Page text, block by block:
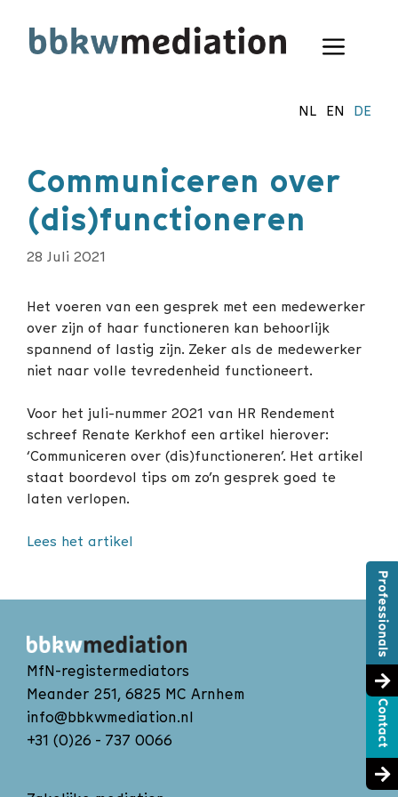
Inhalt
springen
NL EN DE
Menü
Communiceren over
(dis)functioneren
28 Juli 2021
Het voeren van een gesprek met een medewerker
over zijn of haar functioneren kan behoorlijk
spannend of lastig zijn. Zeker als de medewerker
niet naar volle tevredenheid functioneert.
Voor het juli-nummer 2021 van HR Rendement
schreef Renate Kerkhof een artikel hierover:
‘Communiceren over (dis)functioneren’. Het artikel
staat boordevol tips om zo’n gesprek goed te
laten verlopen.
Lees het artikel
MfN-registermediators
Meander 251, 6825 MC Arnhem
info@bbkwmediation.nl
+31 (0)26 - 737 0066